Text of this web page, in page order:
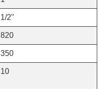
1/2"
820
350
10